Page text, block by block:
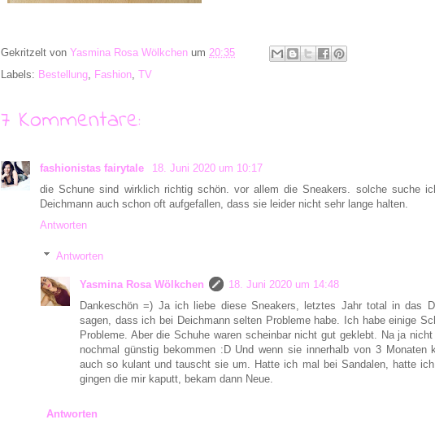
Gekritzelt von Yasmina Rosa Wölkchen um 20:35
Labels: Bestellung Fashion TV
7 Kommentare:
fashionistas fairytale
18. Juni 2020 um 10:17
die Schune sind wirklich richtig schön. vor allem die Sneakers. solche suche
Deichmann auch schon oft aufgefallen, dass sie leider nicht sehr lange halten.
Antworten
Antworten
Yasmina Rosa Wölkchen
18. Juni 2020 um 14:48
Dankeschön =) Ja ich liebe diese Sneakers, letztes Jahr total in das
sagen, dass ich bei Deichmann selten Probleme habe. Ich habe einige
Probleme. Aber die Schuhe waren scheinbar nicht gut geklebt. Na ja
nochmal günstig bekommen :D Und wenn sie innerhalb von 3 Monaten
auch so kulant und tauscht sie um. Hatte ich mal bei Sandalen, hatte
gingen die mir kaputt, bekam dann Neue.
Antworten